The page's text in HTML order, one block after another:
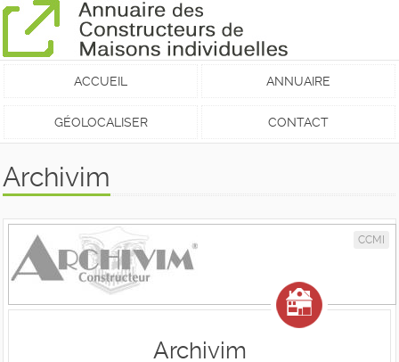
ACCUEIL ANNUAIRE
GÉOLOCALISER CONTACT
Archivim
CCMI
Archivim